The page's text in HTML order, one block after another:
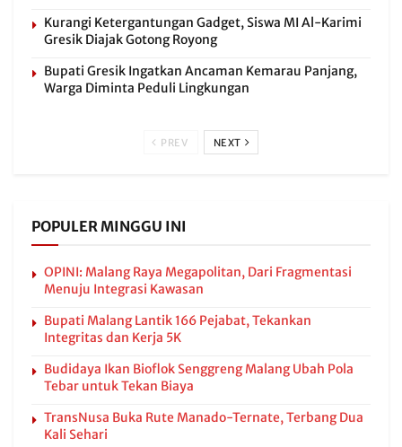
Kurangi Ketergantungan Gadget, Siswa MI Al-Karimi
Gresik Diajak Gotong Royong
Bupati Gresik Ingatkan Ancaman Kemarau Panjang,
Warga Diminta Peduli Lingkungan
PREV NEXT
POPULER MINGGU INI
OPINI: Malang Raya Megapolitan, Dari Fragmentasi
Menuju Integrasi Kawasan
Bupati Malang Lantik 166 Pejabat, Tekankan
Integritas dan Kerja 5K
Budidaya Ikan Bioflok Senggreng Malang Ubah Pola
Tebar untuk Tekan Biaya
TransNusa Buka Rute Manado-Ternate, Terbang Dua
Kali Sehari